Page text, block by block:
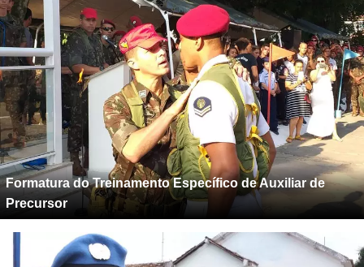
Formatura do Treinamento Específico de Auxiliar de
Precursor